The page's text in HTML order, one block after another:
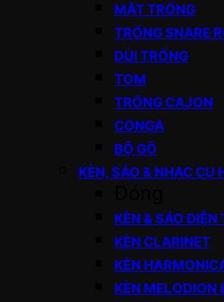
MẶT TRỐNG
TRỐNG SNARE
DÙI TRỐNG
TOM
TRỐNG CAJON
CONGA
BỘ GÕ
KÈN, SÁO & NHẠC CỤ
KÈN & SÁO ĐIỆN
KÈN CLARINET
KÈN
KÈN MELODION